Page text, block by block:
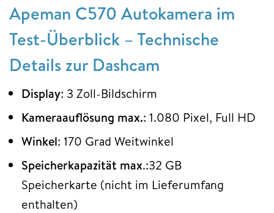
Apeman C570 Autokamera im
Test-Überblick – Technische
Details zur Dashcam
Display: 3 Zoll-Bildschirm
Kameraauflösung max.: 1.080 Pixel, Full HD
Winkel: 170 Grad Weitwinkel
Speicherkapazität max.:32 GB
Speicherkarte (nicht im Lieferumfang
enthalten)